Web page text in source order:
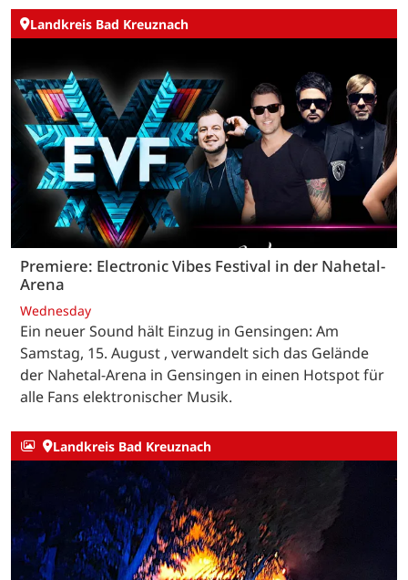
Landkreis Bad Kreuznach
Premiere: Electronic Vibes Festival in der Nahetal-
Arena
Wednesday
Ein neuer Sound hält Einzug in Gensingen: Am
Samstag, 15. August , verwandelt sich das Gelände
der Nahetal-Arena in Gensingen in einen Hotspot für
alle Fans elektronischer Musik.
Landkreis Bad Kreuznach